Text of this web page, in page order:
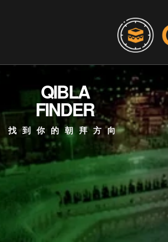
QIBLA
FINDER
找到你的朝拜方向